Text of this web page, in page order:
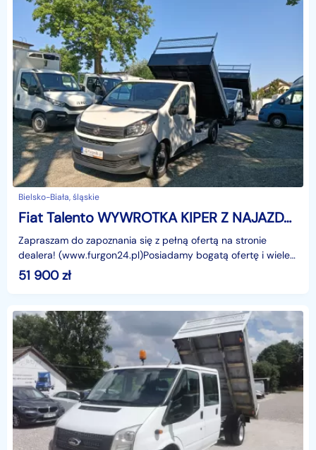
Bielsko-Biała, śląskie
Fiat Talento WYWROTKA KIPER Z NAJAZDAMI NR 910
Zapraszam do zapoznania się z pełną ofertą na stronie
dealera! (www.furgon24.pl)Posiadamy bogatą ofertę i wiele
podobnych modeli.W ofercie około 50 aut.ZAPRASZA
51 900zł